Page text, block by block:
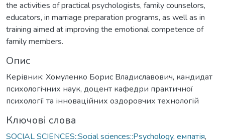
the activities of practical psychologists, family counselors,
educators, in marriage preparation programs, as well as in
training aimed at improving the emotional competence of
family members.
Опис
Керівник: Хомуленко Борис Владиславович, кандидат
психологічних наук, доцент кафедри практичної
психології та інноваційних оздоровчих технологій
Ключові слова
SOCIAL SCIENCES::Social sciences::Psychology, емпатія,